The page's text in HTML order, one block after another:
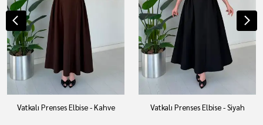
Vatkalı Prenses Elbise - Kahve Vatkalı Prenses Elbise - Siyah